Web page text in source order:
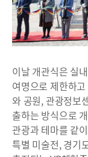
이날 개관식은 실
여명으로 제한하
와 공원, 관광정보
출하는 방식으로
관광과 테마를 같
특별 미술전, 경기